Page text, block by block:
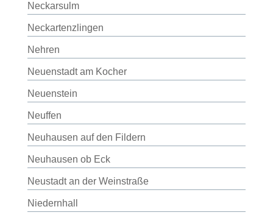
Neckarsulm
Neckartenzlingen
Nehren
Neuenstadt am Kocher
Neuenstein
Neuffen
Neuhausen auf den Fildern
Neuhausen ob Eck
Neustadt an der Weinstraße
Niedernhall